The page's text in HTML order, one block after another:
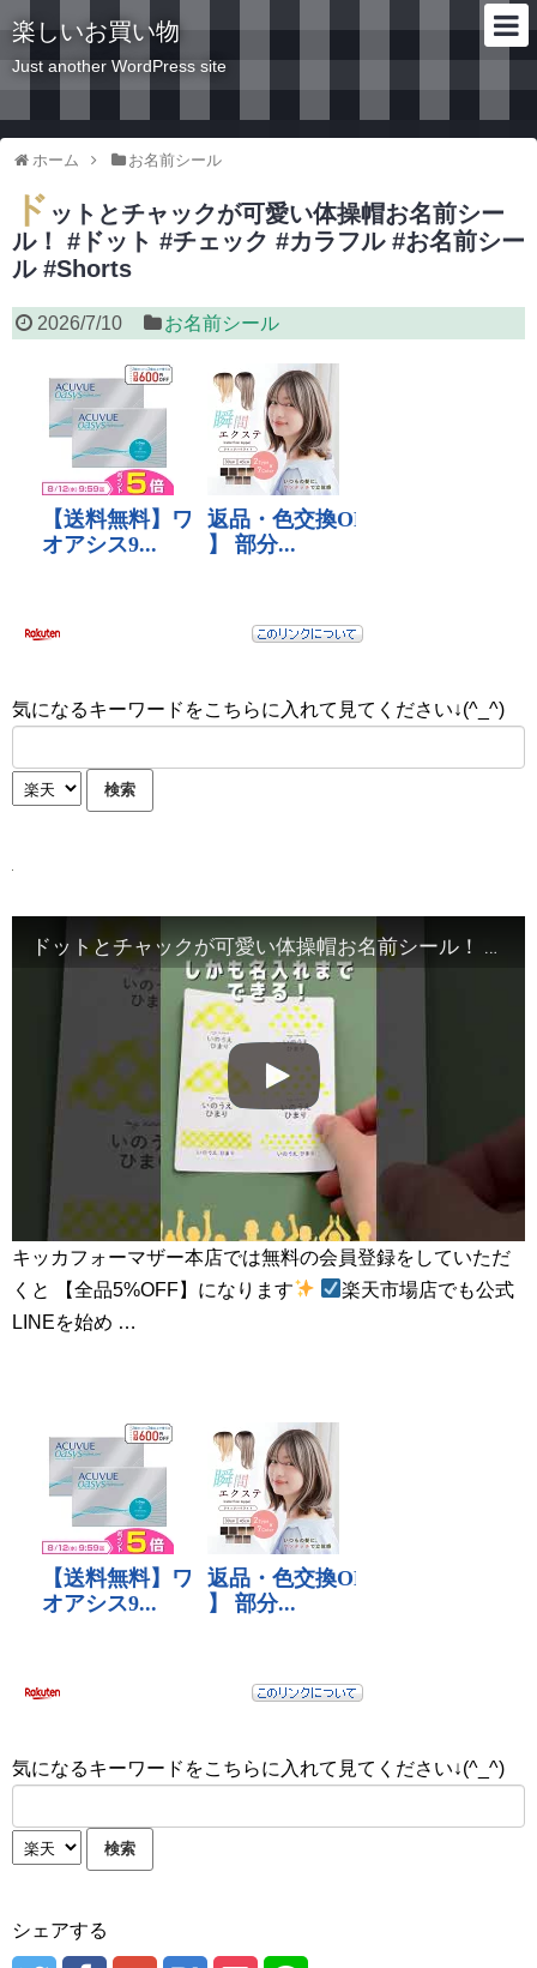
楽しいお買い物
Just another WordPress site
ホーム お名前シール
ド ットとチャックが可愛い体操帽お名前シー
ル！ #ドット #チェック #カラフル #お名前シー
ル #Shorts
2026/7/10 お名前シール
気になるキーワードをこちらに入れて見てください↓(^_^)
ドットとチャックが可愛い体操帽お名前シール！ #ドット #チェック #カラフル #お名前シール #Shorts
キッカフォーマザー本店では無料の会員登録をしていただ
くと 【全品5%OFF】になります
楽天市場店でも公式
LINEを始め …
気になるキーワードをこちらに入れて見てください↓(^_^)
シェアする